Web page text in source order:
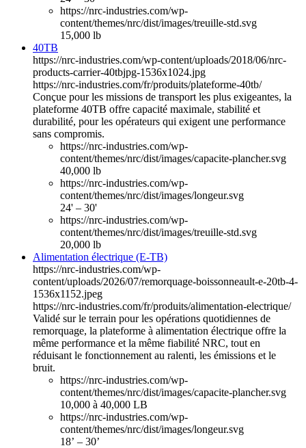
https://nrc-industries.com/wp-
content/themes/nrc/dist/images/treuille-std.svg
15,000 lb
40TB
https://nrc-industries.com/wp-content/uploads/2018/06/nrc-
products-carrier-40tbjpg-1536x1024.jpg
https://nrc-industries.com/fr/produits/plateforme-40tb/
Conçue pour les missions de transport les plus exigeantes, la
plateforme 40TB offre capacité maximale, stabilité et
durabilité, pour les opérateurs qui exigent une performance
sans compromis.
https://nrc-industries.com/wp-
content/themes/nrc/dist/images/capacite-plancher.svg
40,000 lb
https://nrc-industries.com/wp-
content/themes/nrc/dist/images/longeur.svg
24' – 30'
https://nrc-industries.com/wp-
content/themes/nrc/dist/images/treuille-std.svg
20,000 lb
Alimentation électrique (E-TB)
https://nrc-industries.com/wp-
content/uploads/2026/07/remorquage-boissonneault-e-20tb-4-
1536x1152.jpeg
https://nrc-industries.com/fr/produits/alimentation-electrique/
Validé sur le terrain pour les opérations quotidiennes de
remorquage, la plateforme à alimentation électrique offre la
même performance et la même fiabilité NRC, tout en
réduisant le fonctionnement au ralenti, les émissions et le
bruit.
https://nrc-industries.com/wp-
content/themes/nrc/dist/images/capacite-plancher.svg
10,000 à 40,000 LB
https://nrc-industries.com/wp-
content/themes/nrc/dist/images/longeur.svg
18’ – 30’